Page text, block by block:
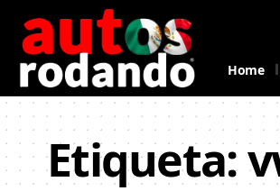
Home
Etiqueta: